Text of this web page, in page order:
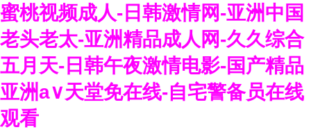
蜜桃视频成人-日韩激情网-亚洲中国
老头老太-亚洲精品成人网-久久综合
五月天-日韩午夜激情电影-国产精品
亚洲а∨天堂免在线-自宅警备员在线
观看